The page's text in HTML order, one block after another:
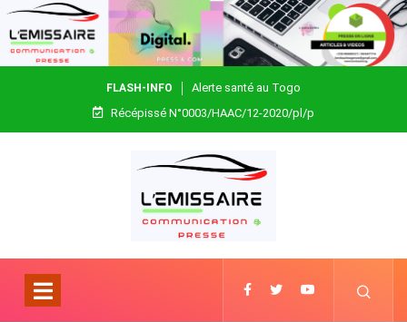
FLASH-INFO
Alerte santé au Togo
Récépissé N°0003/HAAC/12-2020/pl/p